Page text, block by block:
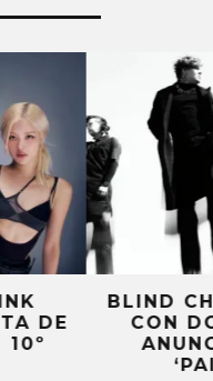
BLIND CHANNEL
CON DOBLE
ANUNCIA EL